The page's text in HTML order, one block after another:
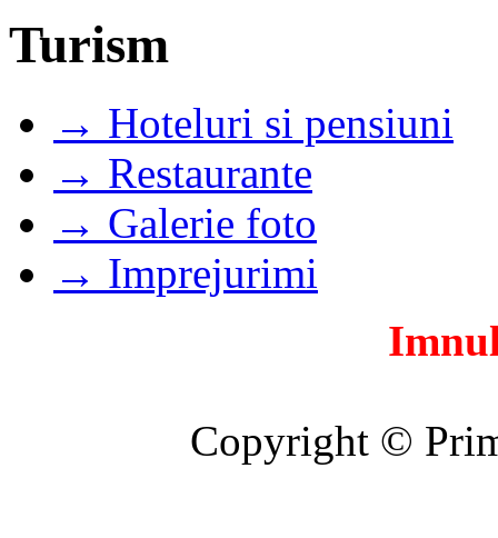
Turism
→ Hoteluri si pensiuni
→ Restaurante
→ Galerie foto
→ Imprejurimi
Copyright ©